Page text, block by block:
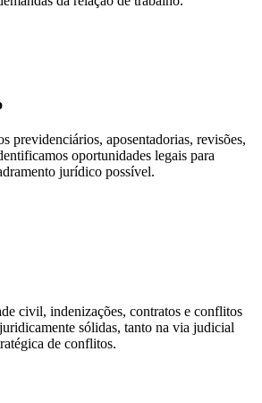
previdenciários, aposentadorias, revisões,
oportunidades legais para
jurídico possível.
civil, indenizações, contratos e conflitos
sólidas, tanto na via judicial
de conflitos.